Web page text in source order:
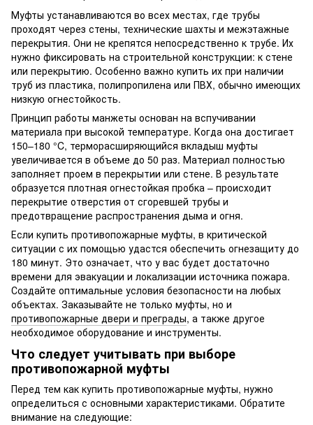
Муфты устанавливаются во всех местах, где трубы
проходят через стены, технические шахты и межэтажные
перекрытия. Они не крепятся непосредственно к трубе. Их
нужно фиксировать на строительной конструкции: к стене
или перекрытию. Особенно важно купить их при наличии
труб из пластика, полипропилена или ПВХ, обычно имеющих
низкую огнестойкость.
Принцип работы манжеты основан на вспучивании
материала при высокой температуре. Когда она достигает
150–180 °C, терморасширяющийся вкладыш муфты
увеличивается в объеме до 50 раз. Материал полностью
заполняет проем в перекрытии или стене. В результате
образуется плотная огнестойкая пробка – происходит
перекрытие отверстия от сгоревшей трубы и
предотвращение распространения дыма и огня.
Если купить противопожарные муфты, в критической
ситуации с их помощью удастся обеспечить огнезащиту до
180 минут. Это означает, что у вас будет достаточно
времени для эвакуации и локализации источника пожара.
Создайте оптимальные условия безопасности на любых
объектах. Заказывайте не только муфты, но и
противопожарные двери и преграды, а также другое
необходимое оборудование и инструменты.
Что следует учитывать при выборе
противопожарной муфты
Перед тем как купить противопожарные муфты, нужно
определиться с основными характеристиками. Обратите
внимание на следующие: